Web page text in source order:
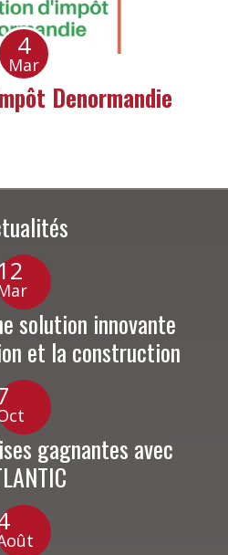
4
Mar
Denormandie
solution innovante
et la construction
gagnantes avec